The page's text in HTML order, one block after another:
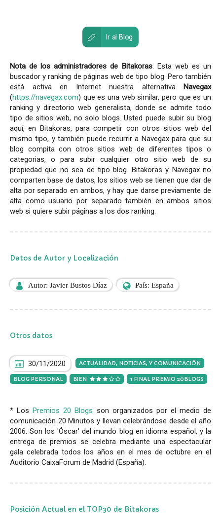
Ir al Blog
Nota de los administradores de Bitakoras. Esta web es un
buscador y ranking de páginas web de tipo blog. Pero también
está activa en Internet nuestra alternativa Navegax
(https://navegax.com) que es una web similar, pero que es un
ranking y directorio web generalista, donde se admite todo
tipo de sitios web, no solo blogs. Usted puede subir su blog
aquí, en Bitakoras, para competir con otros sitios web del
mismo tipo, y también puede recurrir a Navegax para que su
blog compita con otros sitios web de diferentes tipos o
categorias, o para subir cualquier otro sitio web de su
propiedad que no sea de tipo blog. Bitakoras y Navegax no
comparten base de datos, los sitios web se tienen que dar de
alta por separado en ambos, y hay que darse previamente de
alta como usuario por separado también en ambos sitios
web si quiere subir páginas a los dos ranking.
Datos de Autor y Localización
Autor: Javier Bustos Díaz País: España
Otros datos
30/11/2020 ACTUALIDAD, NOTICIAS, Y COMUNICACIÓN
BLOG PERSONAL BIEN 1 FINAL PREMIO 20BLOGS
* LosPremios 20 Blogs son organizados por el medio de
comunicación 20 Minutos y llevan celebrándose desde el año
2006. Son los 'Óscar' del mundo blog en idioma español, y la
entrega de premios se celebra mediante una espectacular
gala celebrada todos los años en el mes de octubre en el
Auditorio CaixaForum de Madrid (España).
Posición Actual en el TOP30 de Bitakoras